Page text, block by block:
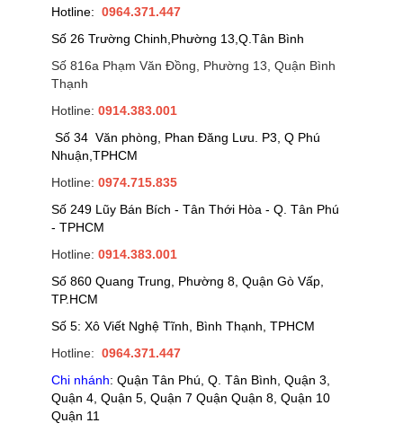
Hotline: 0964.371.447
Số 26 Trường Chinh,Phường 13,Q.Tân Bình
Số 816a Phạm Văn Đồng, Phường 13, Quận Bình
Thạnh
Hotline: 0914.383.001
Số 34 Văn phòng, Phan Đăng Lưu. P3, Q Phú
Nhuận,TPHCM
Hotline: 0974.715.835
Số 249 Lũy Bán Bích - Tân Thới Hòa - Q. Tân Phú
- TPHCM
Hotline: 0914.383.001
Số 860 Quang Trung, Phường 8, Quận Gò Vấp,
TP.HCM
Số 5: Xô Viết Nghệ Tĩnh, Bình Thạnh, TPHCM
Hotline: 0964.371.447
Chi nhánh: Quận Tân Phú, Q. Tân Bình, Quận 3,
Quận 4, Quận 5, Quận 7 Quận Quận 8, Quận 10
Quận 11